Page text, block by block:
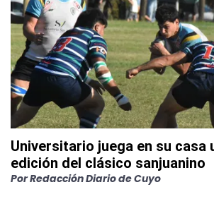
Universitario juega en su casa
edición del clásico sanjuanino
PorRedacción Diario de Cuyo